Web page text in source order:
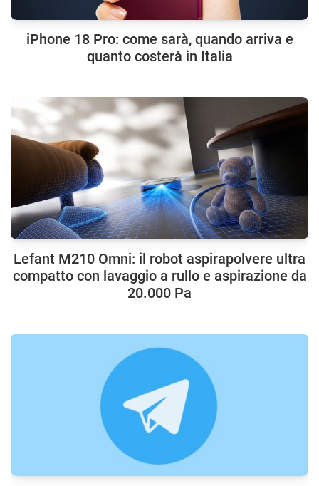
iPhone 18 Pro: come sarà, quando arriva e
quanto costerà in Italia
Lefant M210 Omni: il robot aspirapolvere ultra
compatto con lavaggio a rullo e aspirazione da
20.000 Pa